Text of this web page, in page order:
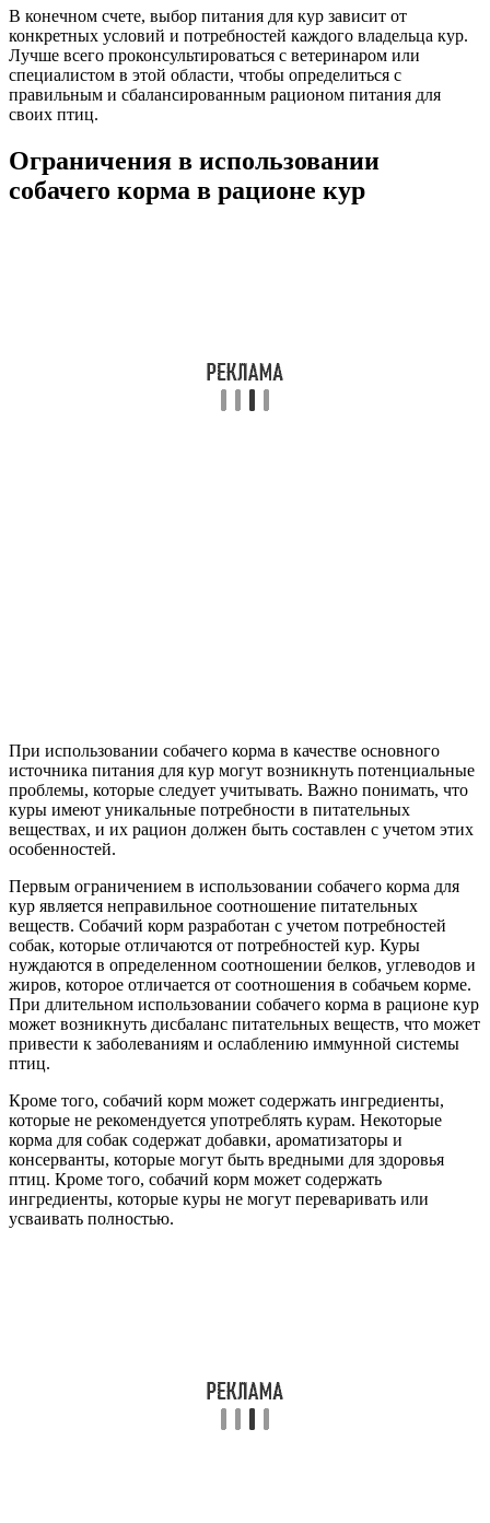
В конечном счете, выбор питания для кур зависит от
конкретных условий и потребностей каждого владельца кур.
Лучше всего проконсультироваться с ветеринаром или
специалистом в этой области, чтобы определиться с
правильным и сбалансированным рационом питания для
своих птиц.
Ограничения в использовании
собачего корма в рационе кур
При использовании собачего корма в качестве основного
источника питания для кур могут возникнуть потенциальные
проблемы, которые следует учитывать. Важно понимать, что
куры имеют уникальные потребности в питательных
веществах, и их рацион должен быть составлен с учетом этих
особенностей.
Первым ограничением в использовании собачего корма для
кур является неправильное соотношение питательных
веществ. Собачий корм разработан с учетом потребностей
собак, которые отличаются от потребностей кур. Куры
нуждаются в определенном соотношении белков, углеводов и
жиров, которое отличается от соотношения в собачьем корме.
При длительном использовании собачего корма в рационе кур
может возникнуть дисбаланс питательных веществ, что может
привести к заболеваниям и ослаблению иммунной системы
птиц.
Кроме того, собачий корм может содержать ингредиенты,
которые не рекомендуется употреблять курам. Некоторые
корма для собак содержат добавки, ароматизаторы и
консерванты, которые могут быть вредными для здоровья
птиц. Кроме того, собачий корм может содержать
ингредиенты, которые куры не могут переваривать или
усваивать полностью.